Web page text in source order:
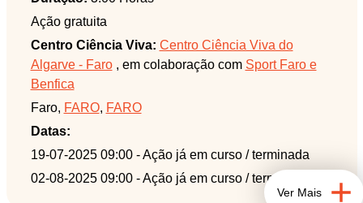
MÍNIMO DE EXPERIÊNCIA EM CANOAGEM.
Esta atividade conta com o apoio do Sport Faro e
Benfica e decorre na área protegida Parque Natural
da Ria Formosa.
Ação gratuita
Centro Ciência Viva: Centro Ciência Viva do
Algarve - Faro, em colaboração com Sport Faro e
Benfica
Faro, FARO, FARO
Datas:
19-07-2025 09:00 - Ação já em curso / terminada
02-08-2025 09:00 - Ação já em curso / terminada
Ver Mais